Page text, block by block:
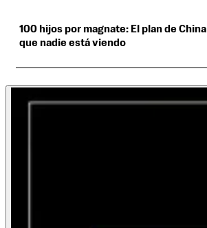
100 hijos por magnate: El plan de China
que nadie está viendo